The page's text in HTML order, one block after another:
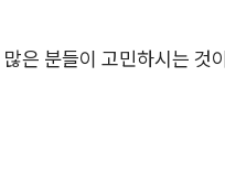
은 분들이 고민하시는 것